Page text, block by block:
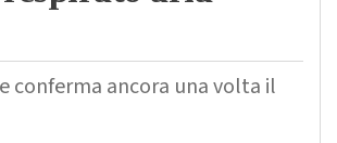
conferma ancora una volta il